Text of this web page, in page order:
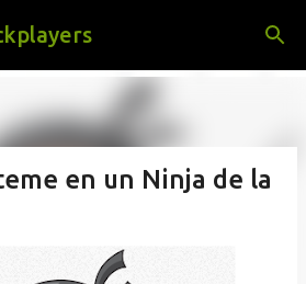
principal
en un Ninja de la